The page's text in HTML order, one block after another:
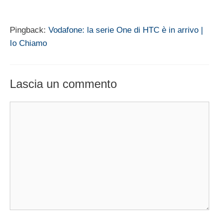
Pingback: Vodafone: la serie One di HTC è in arrivo |
Io Chiamo
Lascia un commento